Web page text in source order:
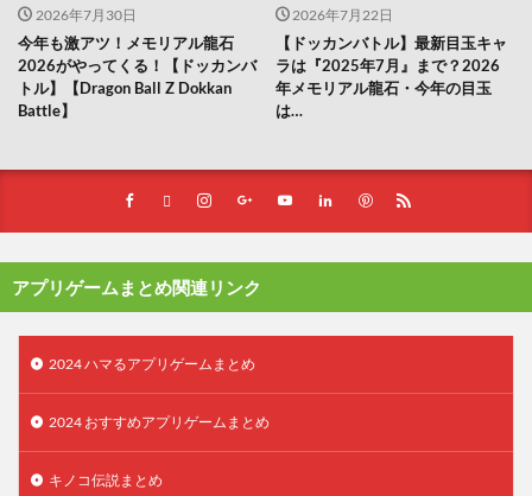
2026年7月30日
今年も激アツ！メモリアル龍石
2026がやってくる！【ドッカンバ
トル】【Dragon Ball Z Dokkan
Battle】
2026年7月22日
【ドッカンバトル】最新目玉キャ
ラは『2025年7月』まで？2026
年メモリアル龍石・今年の目玉
は…
アプリゲームまとめ関連リンク
2024 ハマるアプリゲームまとめ
2024 おすすめアプリゲームまとめ
キノコ伝説まとめ